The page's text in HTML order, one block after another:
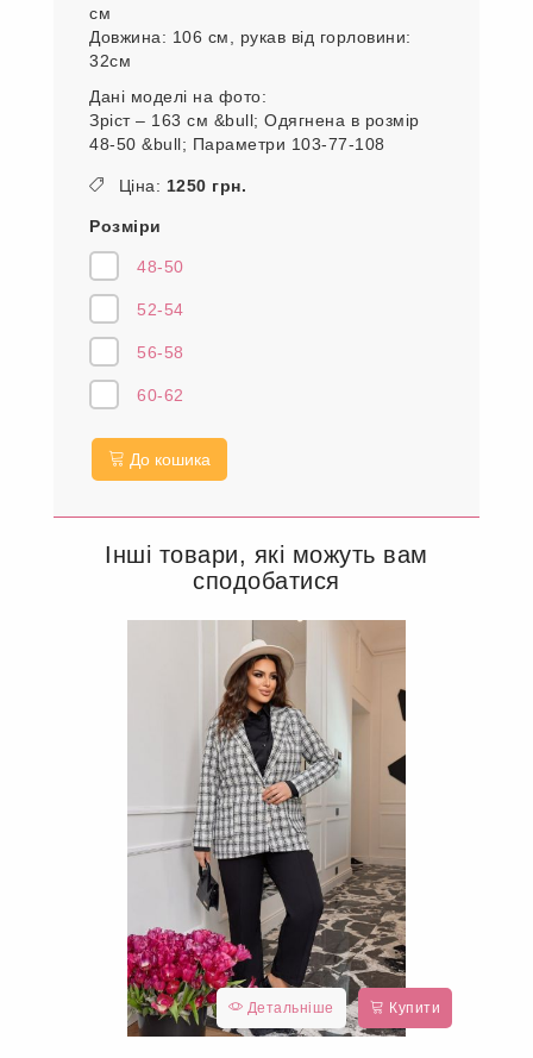
см
Довжина: 106 см, рукав від горловини:
32см
Дані моделі на фото:
Зріст – 163 см &bull; Одягнена в розмір
48-50 &bull; Параметри 103-77-108
Ціна: 1250 грн.
Розміри
48-50
52-54
56-58
60-62
До кошика
Інші товари, які можуть вам
сподобатися
Детальніше Купити